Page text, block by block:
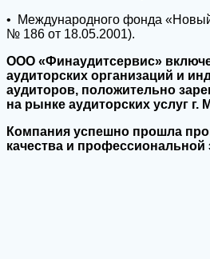
• Международного фонда
№ 186 от 18.05.2001).
ООО «Финаудитсервис»
аудиторских организаций и
аудиторов, положительно
на рынке аудиторских услуг г.
Компания успешно прошла
качества и профессиональной